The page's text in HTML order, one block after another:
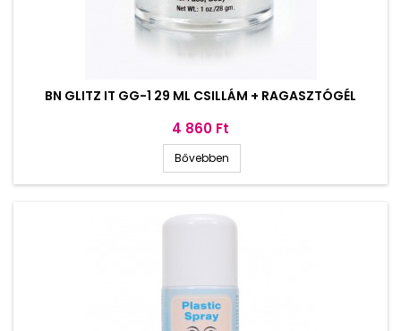
BN GLITZ IT GG-1 29 ML CSILLÁM + RAGASZTÓGÉL
Ár
4 860 Ft
Bővebben